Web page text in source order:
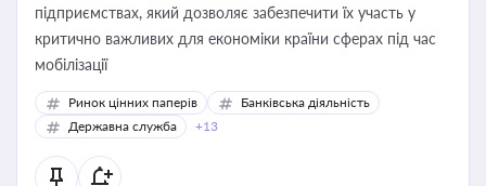
підприємствах, який дозволяє забезпечити їх участь у
критично важливих для економіки країни сферах під час
мобілізації
Ринок цінних паперів
Банківська діяльність
Державна служба
+13